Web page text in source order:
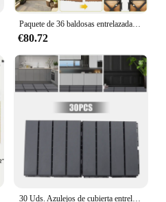
Paquete de 36 baldosas entrelazadas de madera dura para terraza de Patio, 12 "x 12" x 1 ", impermeables, para interiores y exteriores, baldosas entrelazadas marrones para Patio
€80.72
30 Uds. Azulejos de cubierta entrelazados suelo exterior impermeable para porche junto a la piscina balcón patio trasero 30*30cm gris oscuro